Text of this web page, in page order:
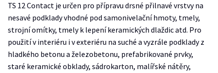
TS 12 Contact je určen pro přípravu drsné přilnavé vrstvy na
nesavé podklady vhodné pod samonivelační hmoty, tmely,
strojní omítky, tmely k lepení keramických dlaždic atd. Pro
použití v interiéru i v exteriéru na suché a vyzrále podklady z
hladkého betonu a železobetonu, prefabrikované prvky,
staré keramické obklady, sádrokarton, malířské nátěry,